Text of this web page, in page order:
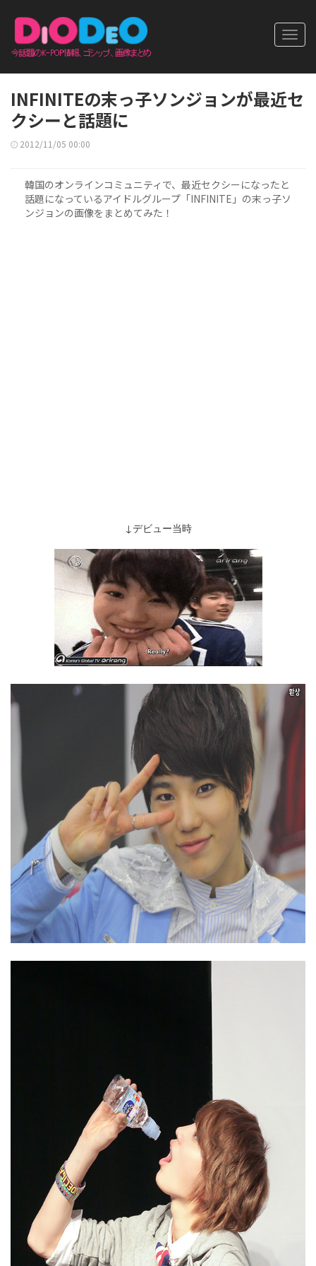
INFINITEの末っ子ソンジョンが最近セ
クシーと話題に
2012/11/05 00:00
韓国のオンラインコミュニティで、最近セクシーになったと
話題になっているアイドルグループ「INFINITE」の末っ子ソ
ンジョンの画像をまとめてみた！
↓デビュー当時